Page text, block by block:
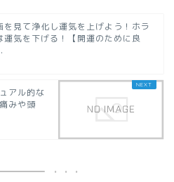
を見て浄化し運気を上げよう！ホラ
運気を下げる！【開運のために良
アル的な
みや頭